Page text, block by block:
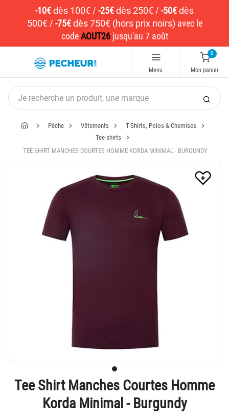
-10€dès 100€ / -25€dès 250€ / -50€dès
500€/ -75€ dès 750€ (hors prix noirs) avec le
codeAOUT26jusqu'au 7 août
Menu
0
Mon panier
Pêche Vêtements
T-Shirts, Polos & Chemises
Tee-shirts
TEE SHIRT MANCHES COURTES HOMME KORDA MINIMAL - BURGUNDY
Tee Shirt Manches Courtes Homme
Korda Minimal - Burgundy